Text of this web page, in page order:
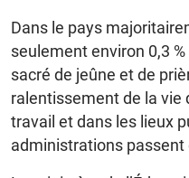
Dans le pays
seulement environ 0,3
sacré de jeûne et de
ralentissement de la vie
travail et dans les lieux
administrations passent